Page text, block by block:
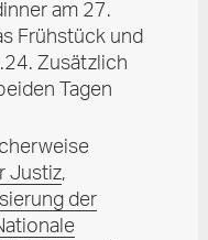
am 27.
Frühstück und
Zusätzlich
Tagen
Justiz,
der